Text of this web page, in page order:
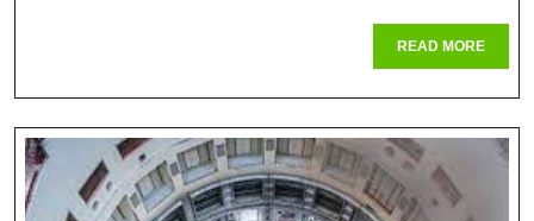
Zukunft
READ MOREREAD
MORE